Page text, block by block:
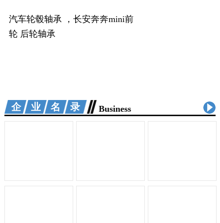
汽车轮毂轴承 ，长安奔奔mini前
轮 后轮轴承
企业名录 Business